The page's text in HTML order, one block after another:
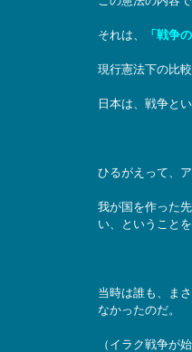
それは、 「戦争
現行憲法下の比較
日本は、戦争と
ひるがえって、
我が国を作った
い、ということ
当時は誰も、ま
なかったのだ。
（イラク戦争が